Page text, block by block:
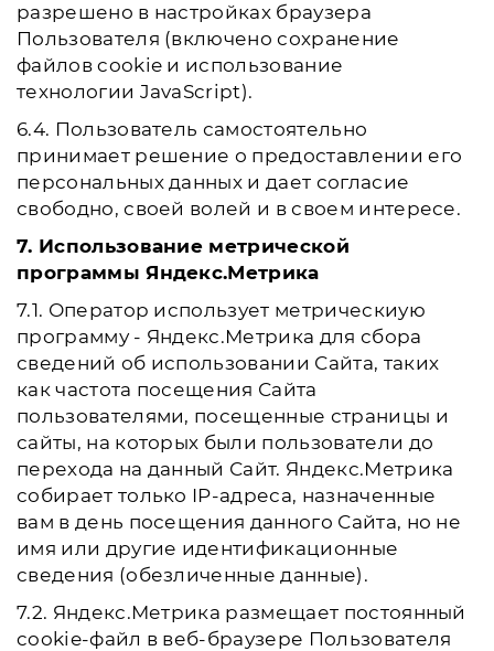
разрешено в настройках браузера
Пользователя (включено сохранение
файлов cookie и использование
технологии JavaScript).
6.4. Пользователь самостоятельно
принимает решение о предоставлении его
персональных данных и дает согласие
свободно, своей волей и в своем интересе.
7. Использование метрической
программы Яндекс.Метрика
7.1. Оператор использует метрическиую
программу - Яндекс.Метрика для сбора
сведений об использовании Сайта, таких
как частота посещения Сайта
пользователями, посещенные страницы и
сайты, на которых были пользователи до
перехода на данный Сайт. Яндекс.Метрика
собирает только IP-адреса, назначенные
вам в день посещения данного Сайта, но не
имя или другие идентификационные
сведения (обезличенные данные).
7.2. Яндекс.Метрика размещает постоянный
cookie-файл в веб-браузере Пользователя